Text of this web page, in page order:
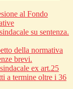
al Fondo
su sentenza.
della normativa
brevi.
ex art.25
a termine oltre i 36